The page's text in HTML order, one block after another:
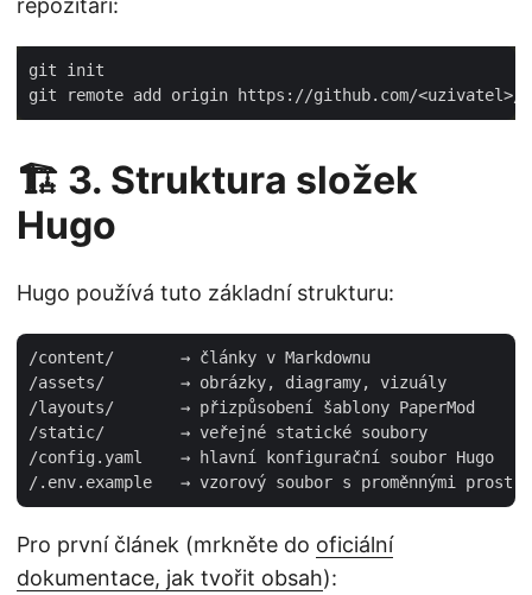
repozitáři:
🏗️ 3. Struktura složek
Hugo
Hugo používá tuto základní strukturu:
/content/       → články v Markdownu
/assets/        → obrázky, diagramy, vizuály
/layouts/       → přizpůsobení šablony PaperMod
/static/        → veřejné statické soubory
/config.yaml    → hlavní konfigurační soubor Hugo
Pro první článek (mrkněte do oficiální
dokumentace, jak tvořit obsah):